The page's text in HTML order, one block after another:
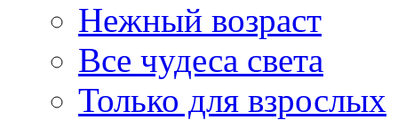
Нежный возраст
Все чудеса света
Только для взрослых